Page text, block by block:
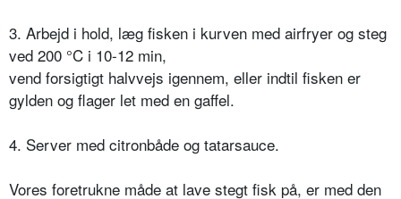
3. Arbejd i hold, læg fisken i kurven med airfryer og steg
ved 200 °C i 10-12 min,
vend forsigtigt halvvejs igennem, eller indtil fisken er
gylden og flager let med en gaffel.
4. Server med citronbåde og tatarsauce.
Vores foretrukne måde at lave stegt fisk på, er med den